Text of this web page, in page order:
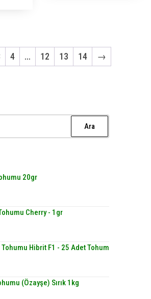
4 … 12 13 14 →
20gr
Cherry - 1gr
Tohumu Hibrit F1 - 25 Adet Tohum
(Özayşe) Sırık 1kg